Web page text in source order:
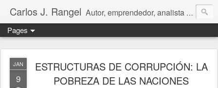
Carlos J. Rangel Autor, emprendedor, analista económico y político. Artículos y Ensayos, tanto en español como en inglés, sobre la condición de Venezuela y otros temas de interés internacional.
Pages
JAN
9
ESTRUCTURAS DE CORRUPCIÓN: LA
POBREZA DE LAS NACIONES